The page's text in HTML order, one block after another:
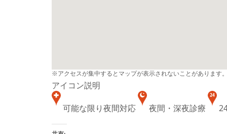
※アクセスが集中するとマップが表示されないことがあります。
アイコン説明
可能な限り夜間対応 夜間・深夜診療